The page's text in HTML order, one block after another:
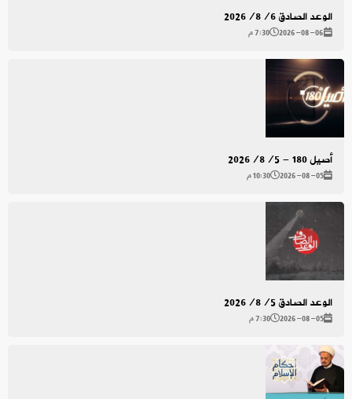
الوعد الصادق 2026/8/6
2026-08-06 7:30 م
أصيل 180 - 2026/8/5
2026-08-05 10:30 م
الوعد الصادق 2026/8/5
2026-08-05 7:30 م